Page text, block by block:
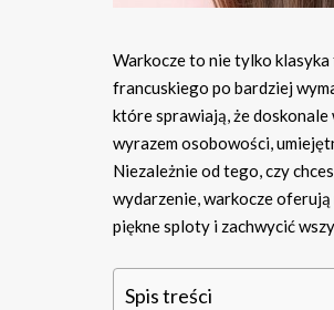
Warkocze to nie tylko
francuskiego po bardziej
które sprawiają, że
wyrazem osobowości,
Niezależnie od tego, czy
wydarzenie, warkocze
piękne sploty i zachwycić
Spis treści